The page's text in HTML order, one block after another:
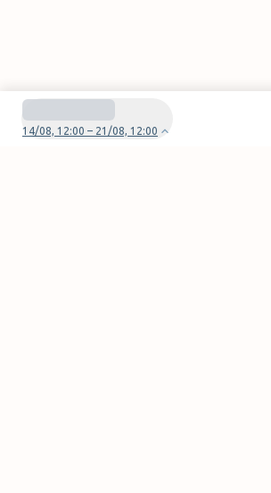
14/08, 12:00 – 21/08, 12:00